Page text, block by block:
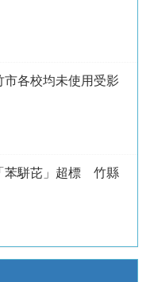
各校均未使用受影
苯駢芘」超標 竹縣